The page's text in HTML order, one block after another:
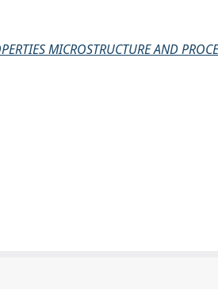
MICROSTRUCTURE AND